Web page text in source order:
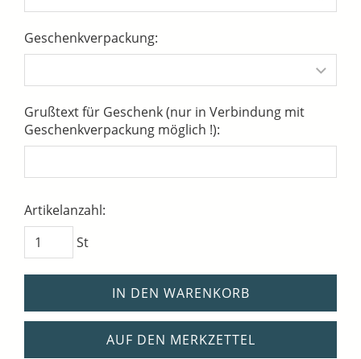
Geschenkverpackung:
Grußtext für Geschenk (nur in Verbindung mit
Geschenkverpackung möglich !):
Artikelanzahl:
St
IN DEN WARENKORB
AUF DEN MERKZETTEL